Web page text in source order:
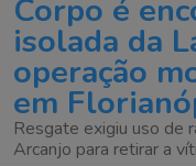
Corpo é
isolada da
operação
em
Resgate exigiu uso de
Arcanjo para retirar a